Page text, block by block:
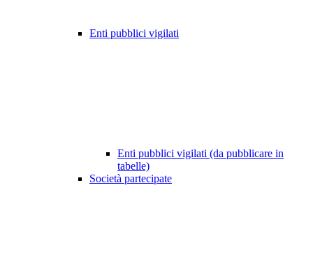
Enti pubblici vigilati
Enti pubblici vigilati (da pubblicare in
tabelle)
Società partecipate